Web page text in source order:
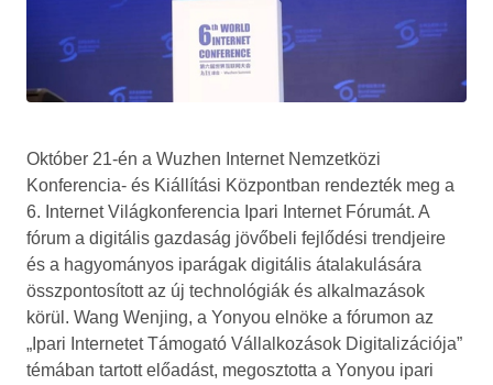
Október 21-én a Wuzhen Internet Nemzetközi
Konferencia- és Kiállítási Központban rendezték meg a
6. Internet Világkonferencia Ipari Internet Fórumát. A
fórum a digitális gazdaság jövőbeli fejlődési trendjeire
és a hagyományos iparágak digitális átalakulására
összpontosított az új technológiák és alkalmazások
körül. Wang Wenjing, a Yonyou elnöke a fórumon az
„Ipari Internetet Támogató Vállalkozások Digitalizációja”
témában tartott előadást, megosztotta a Yonyou ipari